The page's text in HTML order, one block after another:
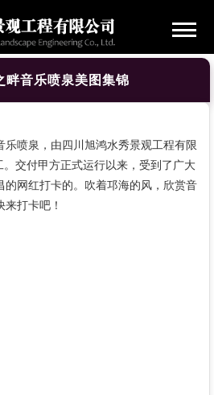
畔音乐喷泉美图集锦
乐喷泉，由四川旭鸿水秀景观工程有限
交付甲方正式运行以来，受到了广大
的网红打卡的。吹着邛海的风，欣赏音
打卡吧！